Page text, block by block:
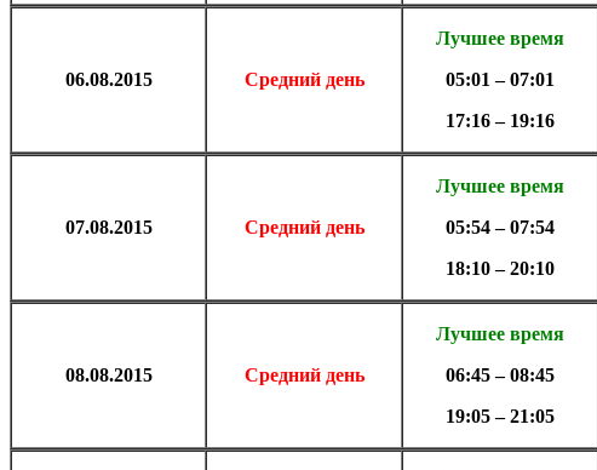
06.08.2015 Средний день
Лучшее время
05:01 – 07:01
17:16 – 19:16
07.08.2015 Средний день
Лучшее время
05:54 – 07:54
18:10 – 20:10
08.08.2015 Средний день
Лучшее время
06:45 – 08:45
19:05 – 21:05